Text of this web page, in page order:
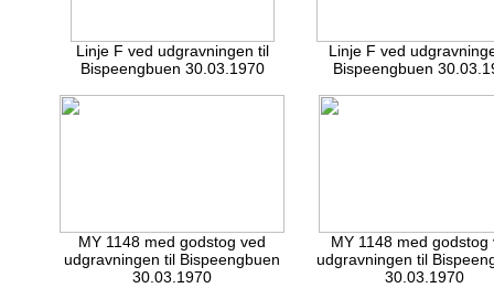
Linje F ved udgravningen til
Bispeengbuen 30.03.1970
Linje F ved
Bispeengbuen
MY 1148 med godstog ved
udgravningen til Bispeengbuen
30.03.1970
MY 1148 med godstog
udgravningen til
30.03.1970